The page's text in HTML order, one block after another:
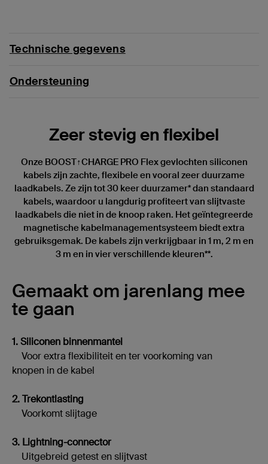
Technische gegevens
Ondersteuning
Zeer stevig en flexibel
Onze BOOST↑CHARGE PRO Flex gevlochten siliconen
kabels zijn zachte, flexibele en vooral zeer duurzame
laadkabels. Ze zijn tot 30 keer duurzamer* dan standaard
kabels, waardoor u langdurig profiteert van slijtvaste
laadkabels die niet in de knoop raken. Het geïntegreerde
magnetische kabelmanagementsysteem biedt extra
gebruiksgemak. De kabels zijn verkrijgbaar in 1 m, 2 m en
3 m en in vier verschillende kleuren**.
Gemaakt om jarenlang mee
te gaan
1. Siliconen binnenmantel
Voor extra flexibiliteit en ter voorkoming van
knopen in de kabel
2. Trekontlasting
Voorkomt slijtage
3. Lightning-connector
Uitgebreid getest en slijtvast